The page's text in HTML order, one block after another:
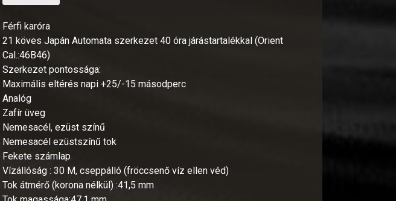
Férfi karóra
21 köves Japán Automata szerkezet 40 óra járástartalékkal (Orient
Cal.:46B46)
Szerkezet pontossága:
Maximális eltérés napi +25/-15 másodperc
Analóg
Zafír üveg
Nemesacél, ezüst színű
Nemesacél ezüstszínű tok
Fekete számlap
Vízállóság : 30 M, cseppálló (fröccsenő víz ellen véd)
Tok átmérő (korona nélkül) :41,5 mm